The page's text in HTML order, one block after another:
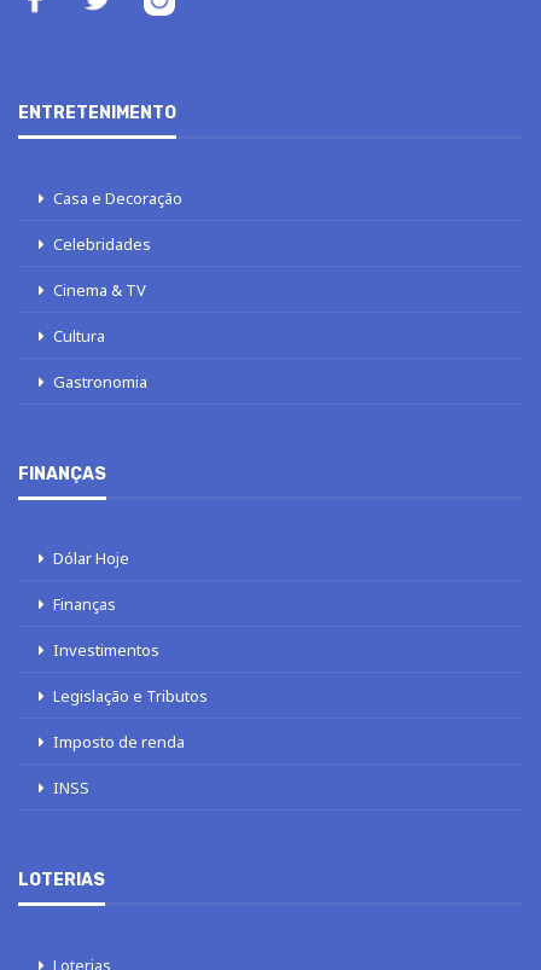
ENTRETENIMENTO
Casa e Decoração
Celebridades
Cinema & TV
Cultura
Gastronomia
FINANÇAS
Dólar Hoje
Finanças
Investimentos
Legislação e Tributos
Imposto de renda
INSS
LOTERIAS
Loterias